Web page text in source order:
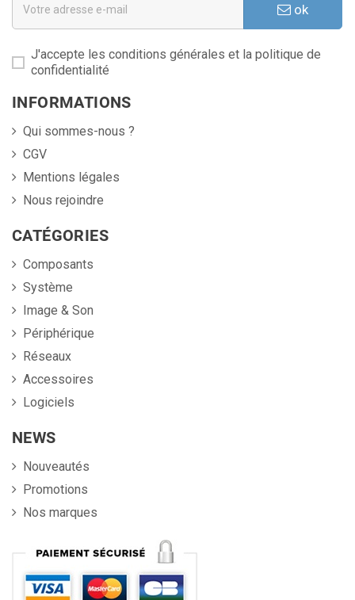
ok
J'accepte les conditions générales et la politique de
confidentialité
INFORMATIONS
Qui sommes-nous ?
CGV
Mentions légales
Nous rejoindre
CATÉGORIES
Composants
Système
Image & Son
Périphérique
Réseaux
Accessoires
Logiciels
NEWS
Nouveautés
Promotions
Nos marques